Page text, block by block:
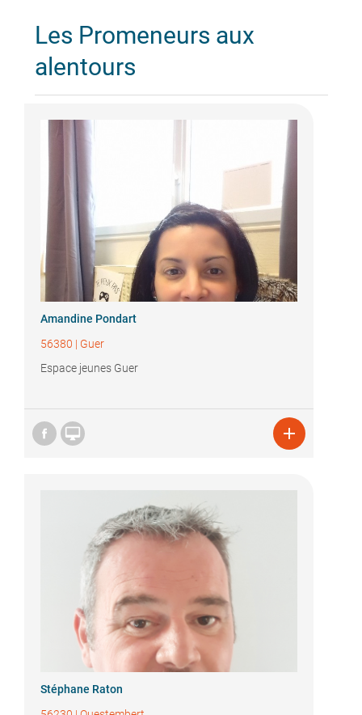
Les Promeneurs aux
alentours
Amandine Pondart
56380 | Guer
Espace jeunes Guer
 
Stéphane Raton